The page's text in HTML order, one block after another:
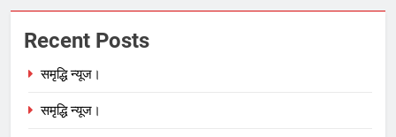
Recent Posts
समृद्धि न्यूज।
समृद्धि न्यूज।